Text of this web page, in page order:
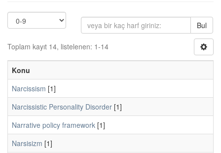
Bul
Toplam kayıt 14, listelenen: 1-14
Konu
Narcissism [1]
Narcissistic Personality Disorder [1]
Narrative policy framework [1]
Narsisizm [1]